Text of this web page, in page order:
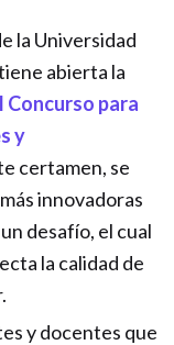
la Universidad
abierta la
Concurso para
y
certamen, se
innovadoras
desafío, el cual
la calidad de
y docentes que